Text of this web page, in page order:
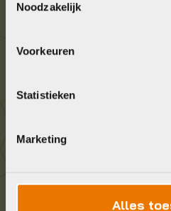
Noodzakelijk
Voorkeuren
Statistieken
Marketing
Alles
Graag in
Wij staan voor je klaar! Neem
info@bykestore.nl
Geef ons een